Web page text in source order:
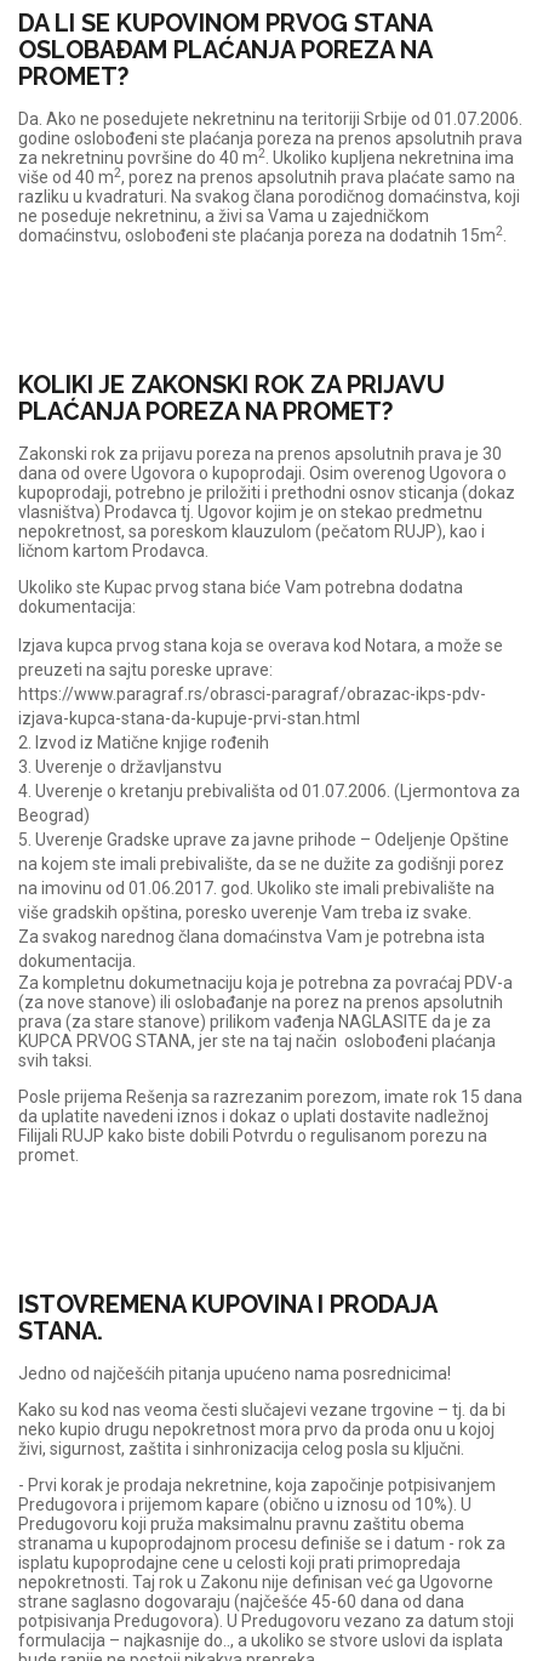
DA LI SE KUPOVINOM PRVOG STANA
OSLOBAÐAM PLAĆANJA POREZA NA
PROMET?
Da. Ako ne posedujete nekretninu na teritoriji Srbije od 01.07.2006.
godine oslobođeni ste plaćanja poreza na prenos apsolutnih prava
za nekretninu površine do 40 m2 . Ukoliko kupljena nekretnina ima
više od 40 m2, porez na prenos apsolutnih prava plaćate samo na
razliku u kvadraturi. Na svakog člana porodičnog domaćinstva, koji
ne poseduje nekretninu, a živi sa Vama u zajedničkom
domaćinstvu, oslobođeni ste plaćanja poreza na dodatnih 15m2
KOLIKI JE ZAKONSKI ROK ZA PRIJAVU
PLAĆANJA POREZA NA PROMET?
Zakonski rok za prijavu poreza na prenos apsolutnih prava je 30
dana od overe Ugovora o kupoprodaji. Osim overenog Ugovora o
kupoprodaji, potrebno je priložiti i prethodni osnov sticanja (dokaz
vlasništva) Prodavca tj. Ugovor kojim je on stekao predmetnu
nepokretnost, sa poreskom klauzulom (pečatom RUJP), kao i
ličnom kartom Prodavca.
Ukoliko ste Kupac prvog stana biće Vam potrebna dodatna
dokumentacija:
Izjava kupca prvog stana koja se overava kod Notara, a može se
preuzeti na sajtu poreske uprave:
https://www.paragraf.rs/obrasci-paragraf/obrazac-ikps-pdv-
izjava-kupca-stana-da-kupuje-prvi-stan.html
2. Izvod iz Matične knjige rođenih
3. Uverenje o državljanstvu
4. Uverenje o kretanju prebivališta od 01.07.2006. (Ljermontova za
Beograd)
5. Uverenje Gradske uprave za javne prihode – Odeljenje Opštine
na kojem ste imali prebivalište, da se ne dužite za godišnji porez
na imovinu od 01.06.2017. god. Ukoliko ste imali prebivalište na
više gradskih opština, poresko uverenje Vam treba iz svake.
Za svakog narednog člana domaćinstva Vam je potrebna ista
dokumentacija.
Za kompletnu dokumetnaciju koja je potrebna za povraćaj PDV-a
(za nove stanove) ili oslobađanje na porez na prenos apsolutnih
prava (za stare stanove) prilikom vađenja NAGLASITE da je za
KUPCA PRVOG STANA, jer ste na taj način oslobođeni plaćanja
svih taksi.
Posle prijema Rešenja sa razrezanim porezom, imate rok 15 dana
da uplatite navedeni iznos i dokaz o uplati dostavite nadležnoj
Filijali RUJP kako biste dobili Potvrdu o regulisanom porezu na
promet.
ISTOVREMENA KUPOVINA I PRODAJA
STANA.
Jedno od najčešćih pitanja upućeno nama posrednicima!
Kako su kod nas veoma česti slučajevi vezane trgovine – tj. da bi
neko kupio drugu nepokretnost mora prvo da proda onu u kojoj
živi, sigurnost, zaštita i sinhronizacija celog posla su ključni.
- Prvi korak je prodaja nekretnine, koja započinje potpisivanjem
Predugovora i prijemom kapare (obično u iznosu od 10%). U
Predugovoru koji pruža maksimalnu pravnu zaštitu obema
stranama u kupoprodajnom procesu definiše se i datum - rok za
isplatu kupoprodajne cene u celosti koji prati primopredaja
nepokretnosti. Taj rok u Zakonu nije definisan već ga Ugovorne
strane saglasno dogovaraju (najčešće 45-60 dana od dana
potpisivanja Predugovora). U Predugovoru vezano za datum stoji
formulacija – najkasnije do.., a ukoliko se stvore uslovi da isplata